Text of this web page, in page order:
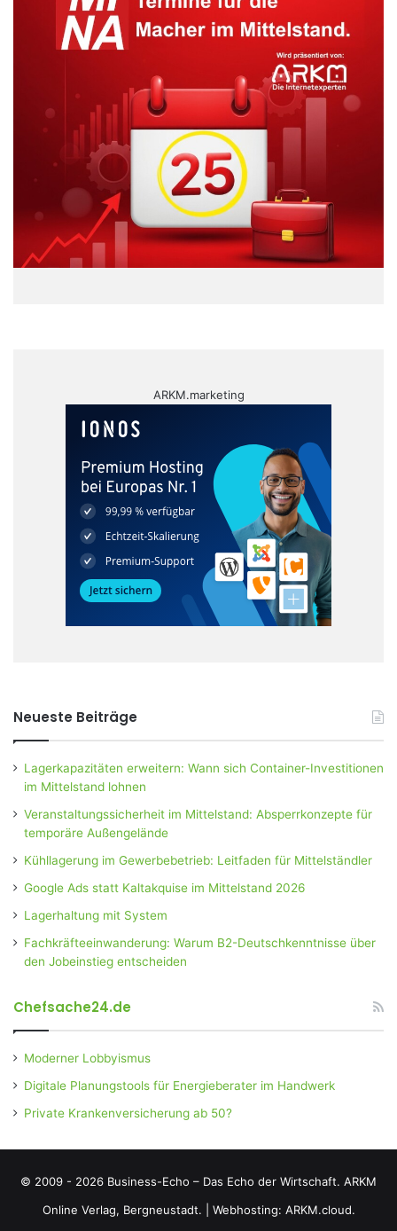
ARKM.marketing
Neueste Beiträge
Lagerkapazitäten erweitern: Wann sich Container-Investitionen
im Mittelstand lohnen
Veranstaltungssicherheit im Mittelstand: Absperrkonzepte für
temporäre Außengelände
Kühllagerung im Gewerbebetrieb: Leitfaden für Mittelständler
Google Ads statt Kaltakquise im Mittelstand 2026
Lagerhaltung mit System
Fachkräfteeinwanderung: Warum B2-Deutschkenntnisse über
den Jobeinstieg entscheiden
Chefsache24.de
Moderner Lobbyismus
Digitale Planungstools für Energieberater im Handwerk
Private Krankenversicherung ab 50?
© 2009 - 2026 Business-Echo – Das Echo der Wirtschaft. ARKM
Online Verlag, Bergneustadt.
Webhosting: ARKM.cloud.